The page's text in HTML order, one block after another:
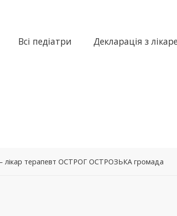
Всі педіатри Декларація з
лікар терапевт ОСТРОГ ОСТРОЗЬКА громада